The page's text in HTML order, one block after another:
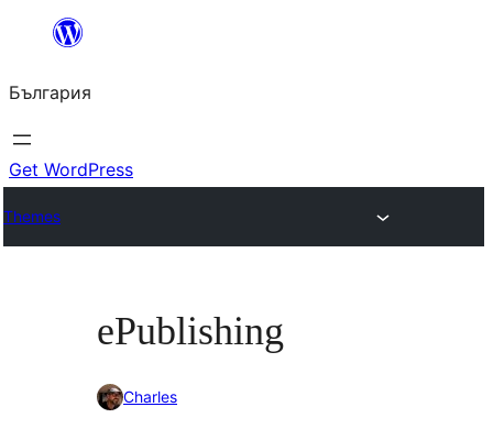
България
Get WordPress
Themes
ePublishing
Charles